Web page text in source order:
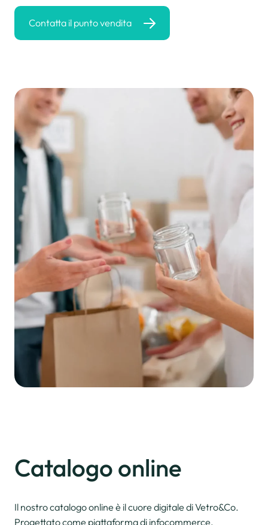
Contatta il punto vendita
Catalogo online
Il nostro catalogo online è il cuore digitale di Vetro&Co.
Progettato come piattaforma di infocommerce,